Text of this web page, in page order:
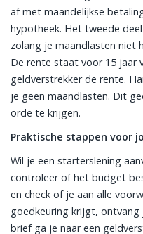
af met maandelijkse
hypotheek. Het tweede
zolang je maandlasten niet
De rente staat voor 15 jaar
geldverstrekker de rente.
je geen maandlasten. Dit
orde te krijgen.
Praktische stappen voor
Wil je een starterslening
controleer of het budget
en check of je aan alle
goedkeuring krijgt,
brief ga je naar een